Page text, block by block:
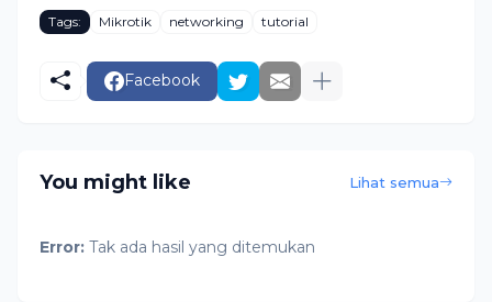
Tags: Mikrotik networking tutorial
Facebook
You might like Lihat semua
Error: Tak ada hasil yang ditemukan